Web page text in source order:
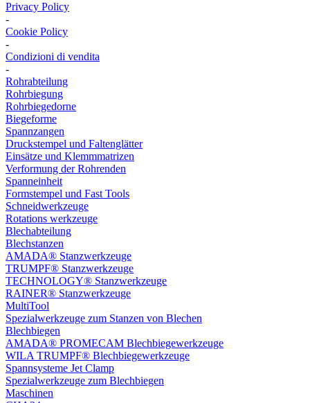
Privacy Policy
-
Cookie Policy
-
Condizioni di vendita
-
Rohrabteilung
Rohrbiegung
Rohrbiegedorne
Biegeforme
Spannzangen
Druckstempel und Faltenglätter
Einsätze und Klemmmatrizen
Verformung der Rohrenden
Spanneinheit
Formstempel und Fast Tools
Schneidwerkzeuge
Rotations werkzeuge
Blechabteilung
Blechstanzen
AMADA® Stanzwerkzeuge
TRUMPF® Stanzwerkzeuge
TECHNOLOGY® Stanzwerkzeuge
RAINER® Stanzwerkzeuge
MultiTool
Spezialwerkzeuge zum Stanzen von Blechen
Blechbiegen
AMADA® PROMECAM Blechbiegewerkzeuge
WILA TRUMPF® Blechbiegewerkzeuge
Spannsysteme Jet Clamp
Spezialwerkzeuge zum Blechbiegen
Maschinen